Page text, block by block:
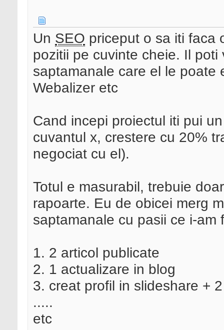
Un SEO priceput o sa iti faca
pozitii pe cuvinte cheie. Il
saptamanale care el le poate
Webalizer etc
Cand incepi proiectul iti pui
cuvantul x, crestere cu 20%
negociat cu el).
Totul e masurabil, trebuie
rapoarte. Eu de obicei merg
saptamanale cu pasii ce i-am
1. 2 articol publicate
2. 1 actualizare in blog
3. creat profil in slideshare +
.....
etc